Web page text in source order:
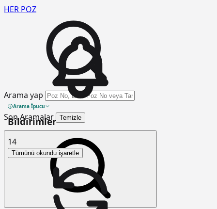
HER POZ
Arama yap
Arama İpucu
Son Aramalar Temizle
Bildirimler
14
Tümünü okundu işaretle